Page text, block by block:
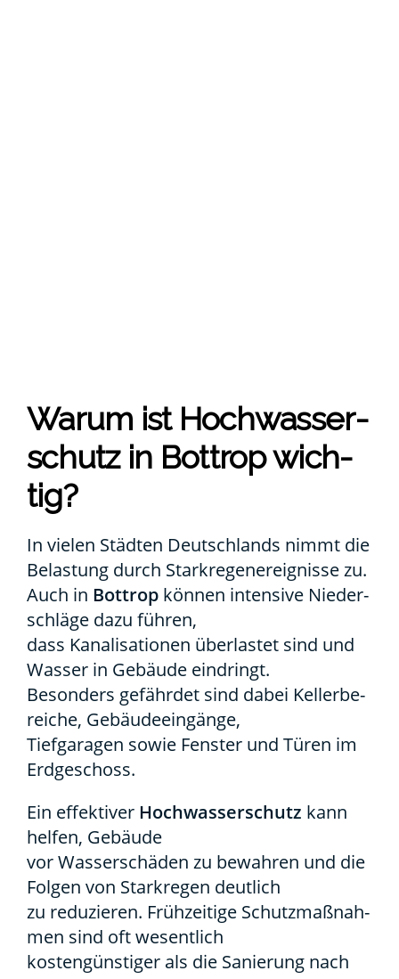
War­um ist Hoch­was­ser­
schutz in Bot­trop wich­
tig?
In vie­len Städ­ten Deutsch­lands nimmt die
Belas­tung durch Stark­re­gen­er­eig­nis­se zu.
Auch in Bot­trop kön­nen inten­si­ve Nie­der­
schlä­ge dazu füh­ren,
dass Kana­li­sa­tio­nen über­las­tet sind und
Was­ser in Gebäu­de ein­dringt.
Beson­ders gefähr­det sind dabei Kel­ler­be­
rei­che, Gebäu­de­ein­gän­ge,
Tief­ga­ra­gen sowie Fens­ter und Türen im
Erd­ge­schoss.
Ein effek­ti­ver Hoch­was­ser­schutz kann
hel­fen, Gebäu­de
vor Was­ser­schä­den zu bewah­ren und die
Fol­gen von Stark­re­gen deut­lich
zu redu­zie­ren. Früh­zei­ti­ge Schutz­maß­nah­
men sind oft wesent­lich
kos­ten­güns­ti­ger als die Sanie­rung nach